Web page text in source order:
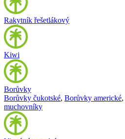
Rakytník řešetlákový
Kiwi
Borůvky
Borůvky čukotské, Borůvky americké,
muchovníky